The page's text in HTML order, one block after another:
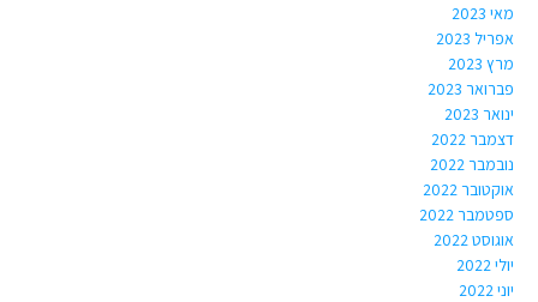
מאי 2023
אפריל 2023
מרץ 2023
פברואר 2023
ינואר 2023
דצמבר 2022
נובמבר 2022
אוקטובר 2022
ספטמבר 2022
אוגוסט 2022
יולי 2022
יוני 2022